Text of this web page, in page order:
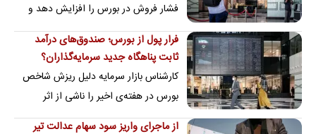
فشار فروش در بورس را افزایش دهد و
شاخص کل را به محدوده ۳.۵ تا ۳.۷
میلیون واحد برساند
فرار پول از بورس؛ صندوق‌های درآمد
ثابت پناهگاه جدید سرمایه‌گذاران؟
کارشناس بازار سرمایه دلیل ریزش شاخص
بورس در هفته‌ی اخیر را ناشی از اثر
ریسک‌های سیاسی بر بازار و جذابیت نرخ
از ماجرای واریز سود سهام عدالت تیر